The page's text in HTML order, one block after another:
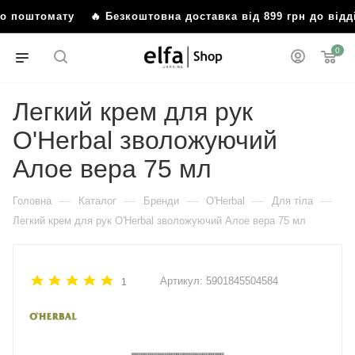
поштомату 🔥 Безкоштовна доставка від 899 грн до
0
Легкий крем для рук
O'Herbal зволожуючий
Алое вера 75 мл
Головна — Каталог — Бренди — O'Herbal — Для тіла —
Легкий крем для рук O'Herbal зволожуючий Алое вера 75 мл
1 Артикул: 5901845504584